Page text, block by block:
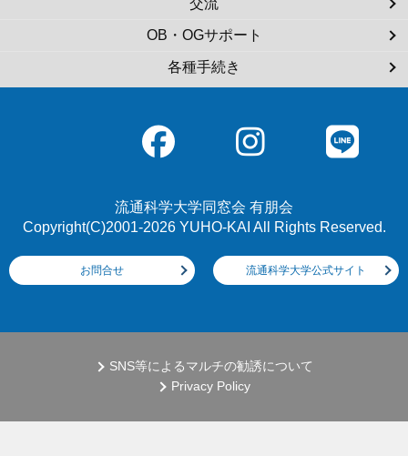
交流
OB・OGサポート
各種手続き
流通科学大学同窓会 有朋会
Copyright(C)2001-2026 YUHO-KAI All Rights Reserved.
お問合せ 流通科学大学公式サイト
SNS等によるマルチの勧誘について
Privacy Policy